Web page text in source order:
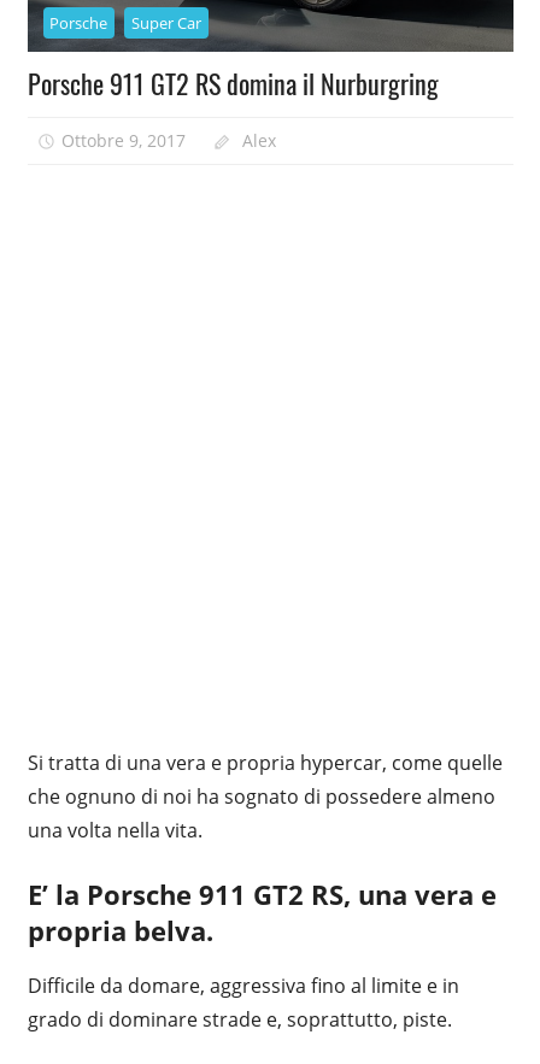
Porsche Super Car
Porsche 911 GT2 RS domina il Nurburgring
Ottobre 9, 2017 Alex
Si tratta di una vera e propria hypercar, come quelle
che ognuno di noi ha sognato di possedere almeno
una volta nella vita.
E’ la Porsche 911 GT2 RS, una vera e
propria belva.
Difficile da domare, aggressiva fino al limite e in
grado di dominare strade e, soprattutto, piste.